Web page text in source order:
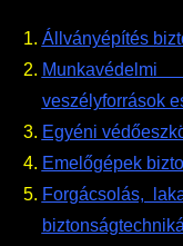
Állványépítés
veszélyforrások
Egyéni
Emelőgépek
Forgácsolás,